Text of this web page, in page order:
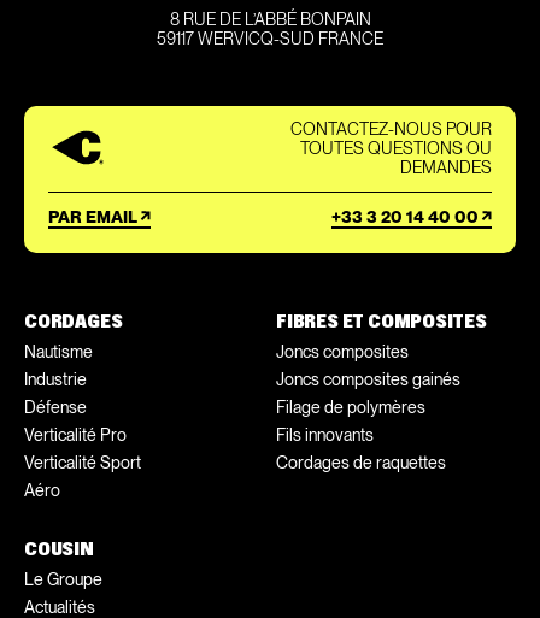
8 RUE DE L’ABBÉ BONPAIN
59117 WERVICQ-SUD FRANCE
CONTACTEZ-NOUS POUR
TOUTES QUESTIONS OU
DEMANDES
PAR EMAIL +33 3 20 14 40 00
CORDAGES
Nautisme
Industrie
Défense
Verticalité Pro
Verticalité Sport
Aéro
FIBRES ET COMPOSITES
Joncs composites
Joncs composites gainés
Filage de polymères
Fils innovants
Cordages de raquettes
COUSIN
Le Groupe
Actualités